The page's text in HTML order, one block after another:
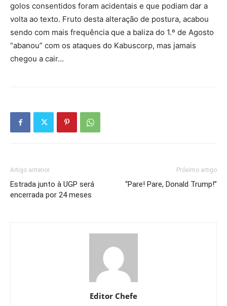
golos consentidos foram acidentais e que podiam dar a
volta ao texto. Fruto desta alteração de postura, acabou
sendo com mais frequência que a baliza do 1.º de Agosto
“abanou” com os ataques do Kabuscorp, mas jamais
chegou a cair…
Artigo anterior
Estrada junto à UGP será
encerrada por 24 meses
Próximo artigo
“Pare! Pare, Donald Trump!”
Editor Chefe